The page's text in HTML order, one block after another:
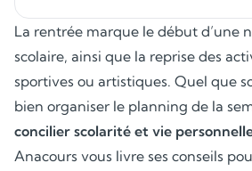
La rentrée marque le début d’une
scolaire, ainsi que la reprise des
sportives ou artistiques. Quel que
bien organiser le planning de la
concilier scolarité et vie
Anacours vous livre ses conseils